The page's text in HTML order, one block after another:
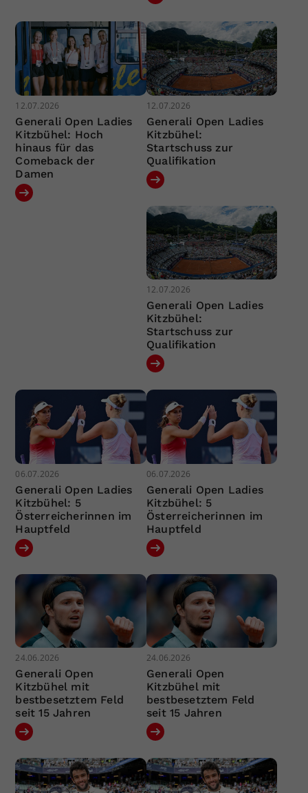
12.07.2026
Generali Open Ladies
Kitzbühel: Hoch
hinaus für das
Comeback der
Damen
12.07.2026
Generali Open Ladies
Kitzbühel:
Startschuss zur
Qualifikation
12.07.2026
Generali Open Ladies
Kitzbühel:
Startschuss zur
Qualifikation
06.07.2026
Generali Open Ladies
Kitzbühel: 5
Österreicherinnen im
Hauptfeld
06.07.2026
Generali Open Ladies
Kitzbühel: 5
Österreicherinnen im
Hauptfeld
24.06.2026
Generali Open
Kitzbühel mit
bestbesetztem Feld
seit 15 Jahren
24.06.2026
Generali Open
Kitzbühel mit
bestbesetztem Feld
seit 15 Jahren